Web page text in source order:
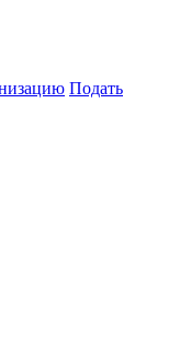
Подать